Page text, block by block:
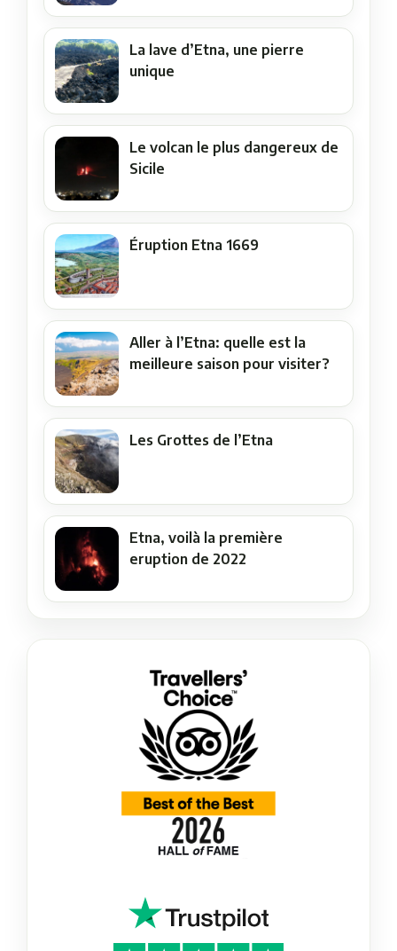
La lave d’Etna, une pierre
unique
Le volcan le plus dangereux de
Sicile
Éruption Etna 1669
Aller à l’Etna: quelle est la
meilleure saison pour visiter?
Les Grottes de l’Etna
Etna, voilà la première
eruption de 2022